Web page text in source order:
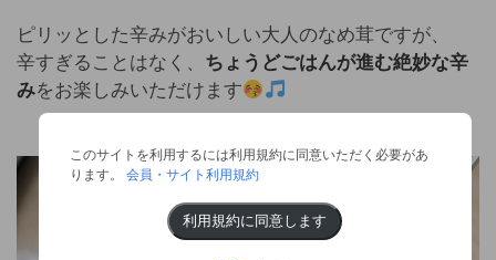
ピリッとした辛みがおいしい大人のなめ茸ですが、
辛すぎることはなく、 ちょうどごはんが進む絶妙な辛
みをお楽しみいただけます
このサイトを利用するには利用規約に同意いただく必要があ
ります。会員・サイト利用規約
利用規約に同意します